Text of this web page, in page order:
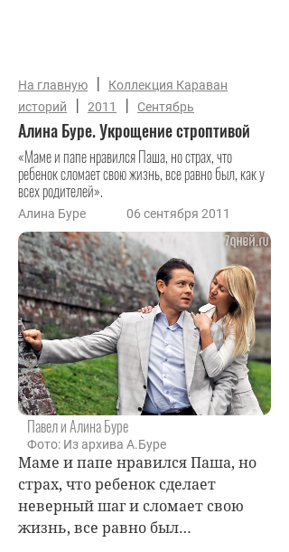
На главную |
Коллекция Караван
историй
| 2011 | Сентябрь
Алина Буре. Укрощение строптивой
«Маме и папе нравился Паша, но страх, что
ребенок сломает свою жизнь, все равно был, как у
всех родителей».
Алина Буре 06 сентября 2011
Павел и Алина Буре
Фото: Из архива А.Буре
Маме и папе нравился Паша, но
страх, что ребенок сделает
неверный шаг и сломает свою
жизнь, все равно был…